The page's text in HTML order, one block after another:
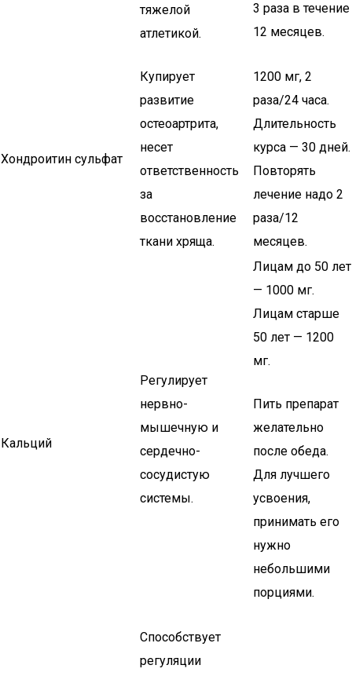
тяжелой
атлетикой.
3 раза в течение
12 месяцев.
Хондроитин сульфат
Купирует
развитие
остеоартрита,
несет
ответственность
за
восстановление
ткани хряща.
1200 мг, 2
раза/24 часа.
Длительность
курса — 30 дней.
Повторять
лечение надо 2
раза/12
месяцев.
Кальций
Регулирует
нервно-
мышечную и
сердечно-
сосудистую
системы.
Лицам до 50 лет
— 1000 мг.
Лицам старше
50 лет — 1200
мг.
Пить препарат
желательно
после обеда.
Для лучшего
усвоения,
принимать его
нужно
небольшими
порциями.
Способствует
регуляции